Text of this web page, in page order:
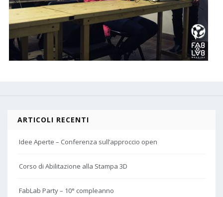
ARTICOLI RECENTI
Idee Aperte – Conferenza sull’approccio open
Corso di Abilitazione alla Stampa 3D
FabLab Party – 10° compleanno